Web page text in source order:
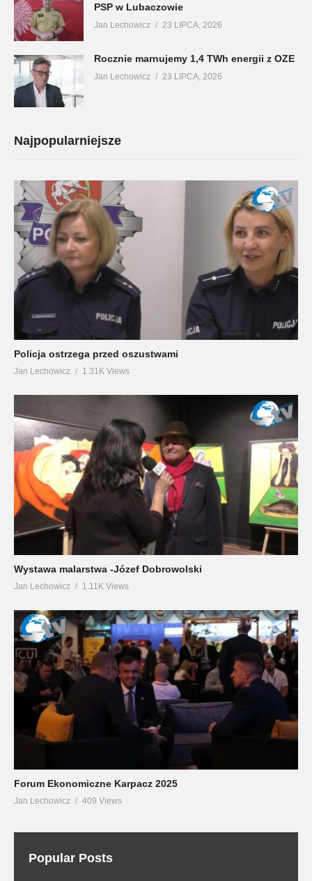
PSP w Lubaczowie
Jan Lechowicz 23 LIPCA, 2026
Rocznie marnujemy 1,4 TWh energii z OZE
Jan Lechowicz 23 LIPCA, 2026
Najpopularniejsze
Policja ostrzega przed oszustwami
Jan Lechowicz 1.31K Views
Wystawa malarstwa -Józef Dobrowolski
Jan Lechowicz 1.11K Views
Forum Ekonomiczne Karpacz 2025
Jan Lechowicz 409 Views
Popular Posts